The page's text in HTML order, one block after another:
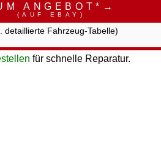
ANGEBOT*→
(AUF EBAY)
detaillierte Fahrzeug-Tabelle)
für schnelle Reparatur.